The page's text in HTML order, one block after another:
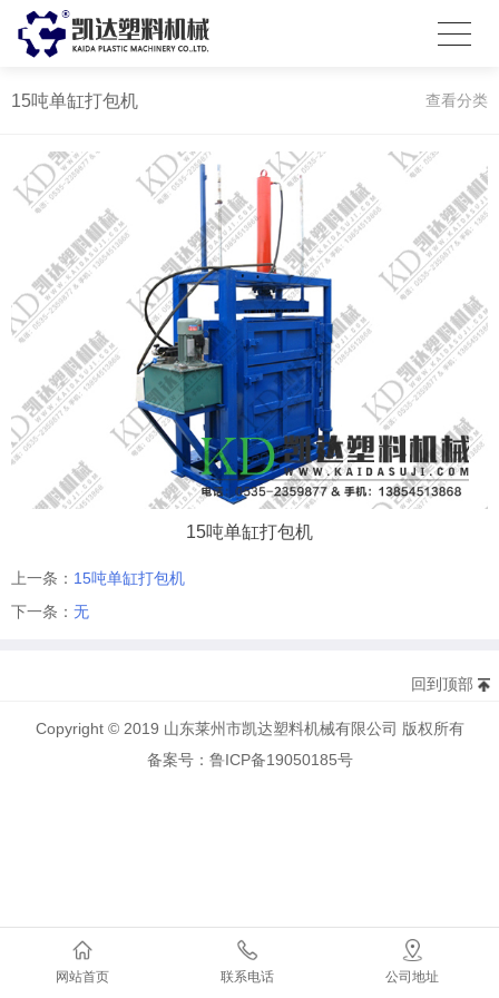
15吨单缸打包机 查看分类
15吨单缸打包机
上一条： 15吨单缸打包机
下一条： 无
网站首页 联系电话 公司地址
回到顶部
Copyright © 2019 山东莱州市凯达塑料机械有限公司 版权所有
备案号：鲁ICP备19050185号